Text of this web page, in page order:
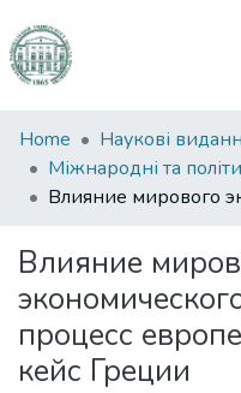
Communities
&
Collections
Statistics
Home
Влияние
процесс
кейс Греции